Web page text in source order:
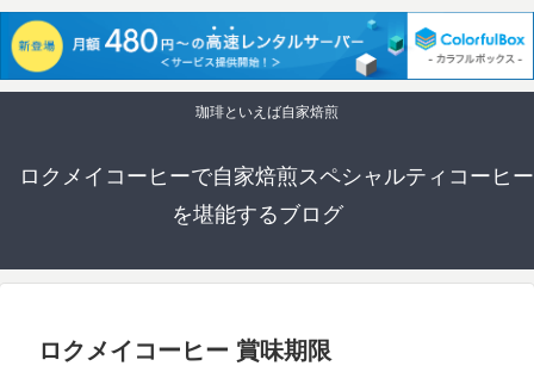
珈琲といえば自家焙煎
ロクメイコーヒーで自家焙煎スペシャルティコーヒー
を堪能するブログ
ロクメイコーヒー 賞味期限